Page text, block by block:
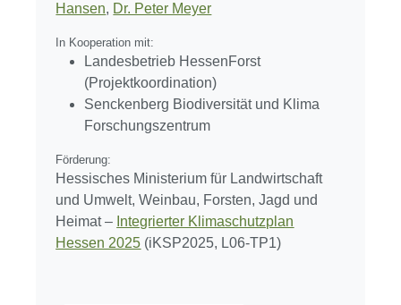
Hansen, Dr. Peter Meyer
In Kooperation mit:
Landesbetrieb HessenForst
(Projektkoordination)
Senckenberg Biodiversität und Klima
Forschungszentrum
Förderung:
Hessisches Ministerium für Landwirtschaft
und Umwelt, Weinbau, Forsten, Jagd und
Heimat – Integrierter Klimaschutzplan
Hessen 2025 (iKSP2025, L06-TP1)